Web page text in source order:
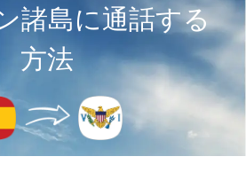
諸島に通話する
方法